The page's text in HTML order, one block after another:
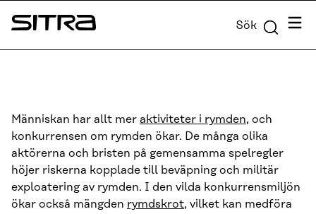
Skip to
content
Sitra Sök Meny
Människan har allt mer aktiviteter i rymden, och
konkurrensen om rymden ökar. De många olika
aktörerna och bristen på gemensamma spelregler
höjer riskerna kopplade till beväpning och militär
exploatering av rymden. I den vilda konkurrensmiljön
ökar också mängden rymdskrot, vilket kan medföra